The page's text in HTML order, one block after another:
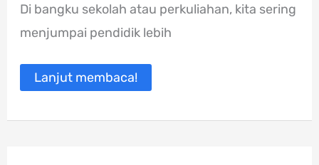
Di bangku sekolah atau perkuliahan, kita sering
menjumpai pendidik lebih
Lanjut membaca!